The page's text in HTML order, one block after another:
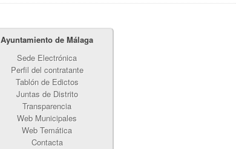
Ayuntamiento de Málaga
Sede Electrónica
Perfil del contratante
Tablón de Edictos
Juntas de Distrito
Transparencia
Web Municipales
Web Temática
Contacta